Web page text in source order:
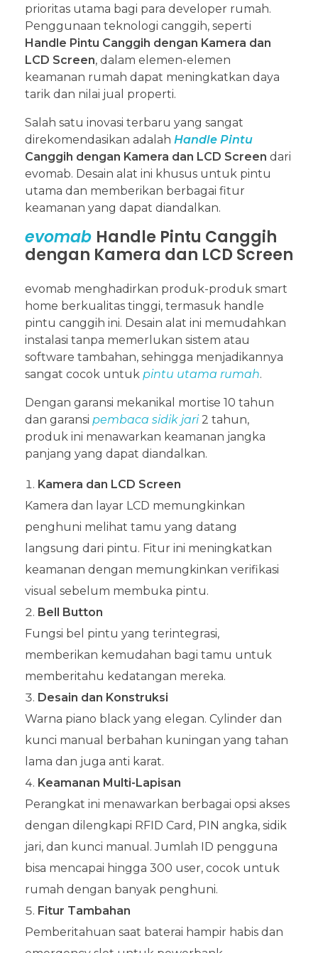
prioritas utama bagi para developer rumah.
Penggunaan teknologi canggih, seperti
Handle Pintu Canggih dengan Kamera dan
LCD Screen, dalam elemen-elemen
keamanan rumah dapat meningkatkan daya
tarik dan nilai jual properti.
Salah satu inovasi terbaru yang sangat
direkomendasikan adalah Handle Pintu
Canggih dengan Kamera dan LCD Screen dari
evomab. Desain alat ini khusus untuk pintu
utama dan memberikan berbagai fitur
keamanan yang dapat diandalkan.
evomab Handle Pintu Canggih
dengan Kamera dan LCD Screen
evomab menghadirkan produk-produk smart
home berkualitas tinggi, termasuk handle
pintu canggih ini. Desain alat ini memudahkan
instalasi tanpa memerlukan sistem atau
software tambahan, sehingga menjadikannya
sangat cocok untuk pintu utama rumah.
Dengan garansi mekanikal mortise 10 tahun
dan garansi pembaca sidik jari2 tahun,
produk ini menawarkan keamanan jangka
panjang yang dapat diandalkan.
Kamera dan LCD Screen
Kamera dan layar LCD memungkinkan
penghuni melihat tamu yang datang
langsung dari pintu. Fitur ini meningkatkan
keamanan dengan memungkinkan verifikasi
visual sebelum membuka pintu.
Bell Button
Fungsi bel pintu yang terintegrasi,
memberikan kemudahan bagi tamu untuk
memberitahu kedatangan mereka.
Desain dan Konstruksi
Warna piano black yang elegan. Cylinder dan
kunci manual berbahan kuningan yang tahan
lama dan juga anti karat.
Keamanan Multi-Lapisan
Perangkat ini menawarkan berbagai opsi akses
dengan dilengkapi RFID Card, PIN angka, sidik
jari, dan kunci manual. Jumlah ID pengguna
bisa mencapai hingga 300 user, cocok untuk
rumah dengan banyak penghuni.
Fitur Tambahan
Pemberitahuan saat baterai hampir habis dan